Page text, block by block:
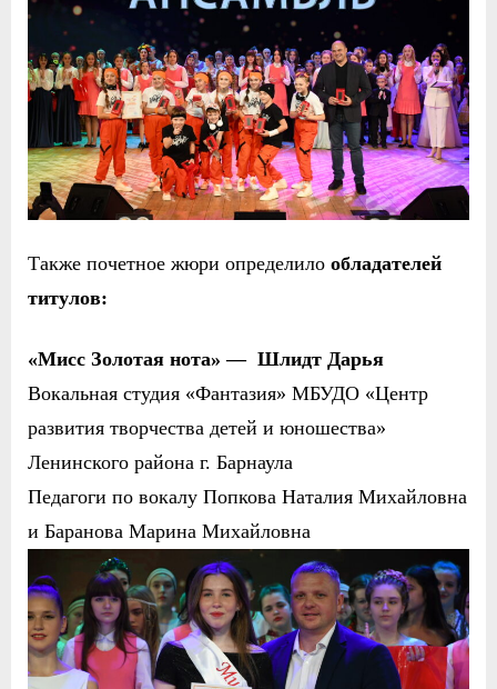
Также почетное жюри определило обладателей
титулов:
«Мисс Золотая нота» —Шлидт Дарья
Вокальная студия «Фантазия» МБУДО «Центр
развития творчества детей и юношества»
Ленинского района г. Барнаула
Педагоги по вокалу Попкова Наталия Михайловна
и Баранова Марина Михайловна